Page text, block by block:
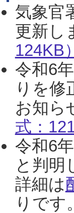
気象官
更新し
124KB）
令和6
りを修
お知ら
式：
令和6
と判明
詳細は
りです